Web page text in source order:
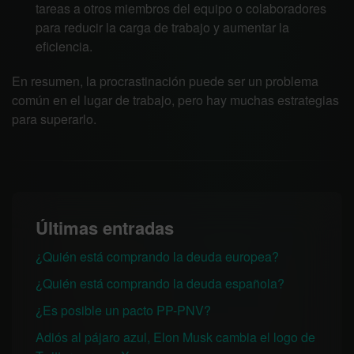
tareas a otros miembros del equipo o colaboradores
para reducir la carga de trabajo y aumentar la
eficiencia.
En resumen, la procrastinación puede ser un problema
común en el lugar de trabajo, pero hay muchas estrategias
para superarlo.
Últimas entradas
¿Quién está comprando la deuda europea?
¿Quién está comprando la deuda española?
¿Es posible un pacto PP-PNV?
Adiós al pájaro azul, Elon Musk cambia el logo de